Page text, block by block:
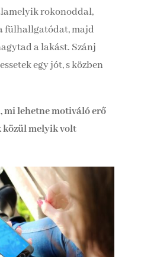
rokonoddal,
fülhallgatódat, majd
a lakást. Szánj
egy jót, s közben
mi lehetne motiváló erő
közül melyik volt